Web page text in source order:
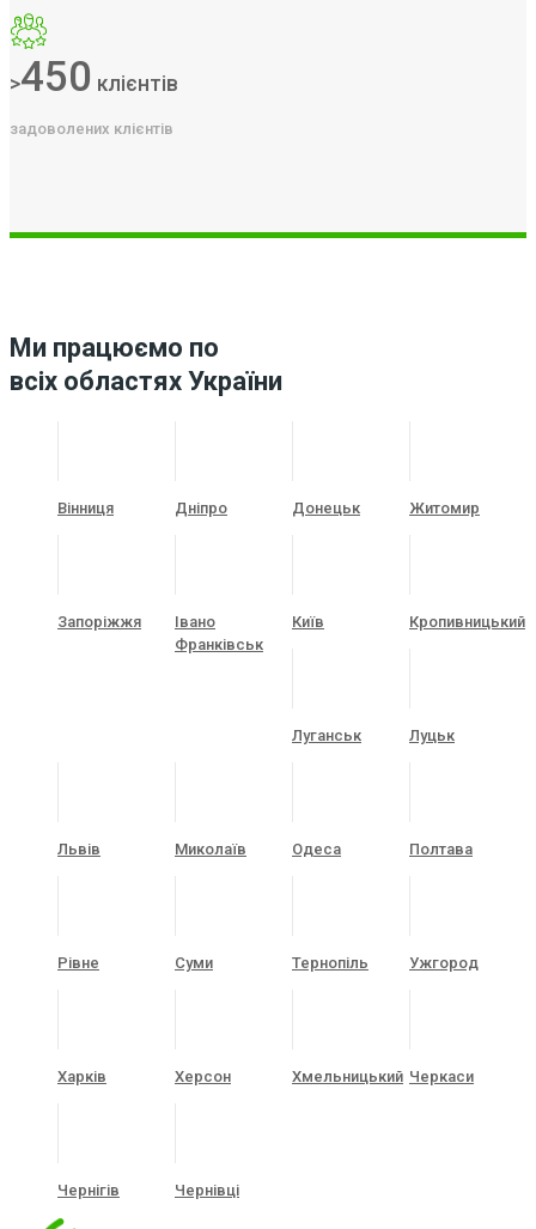
>450 клієнтів
задоволених клієнтів
Ми працюємо по
всіх областях України
Вінниця Дніпро Донецьк Житомир
Запоріжжя
Івано
Франківськ
Київ Кропивницький
Луганськ Луцьк
Львів Миколаїв Одеса Полтава
Рівне Суми Тернопіль Ужгород
Харків Херсон Хмельницький Черкаси
Чернігів Чернівці